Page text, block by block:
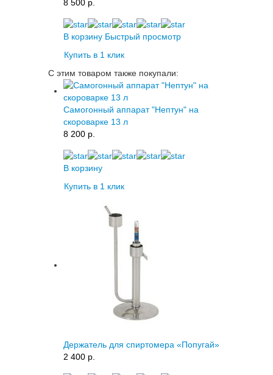
8 500 p.
В корзину Быстрый просмотр
Купить в 1 клик
С этим товаром также покупали:
Самогонный аппарат "Нептун" на
скороварке 13 л
8 200 p.
В корзину
Купить в 1 клик
Держатель для спиртомера «Попугай»
2 400 p.